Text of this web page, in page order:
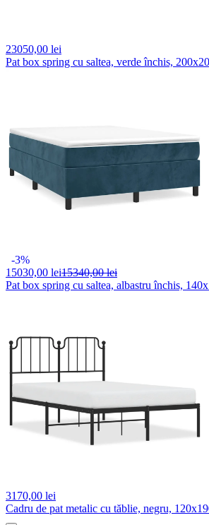
23050,00 lei
Pat box spring cu saltea, verde închis,
-3%
15030,00 lei15340,00 lei
Pat box spring cu saltea, albastru închis,
3170,00 lei
Cadru de pat metalic cu tăblie, negru,